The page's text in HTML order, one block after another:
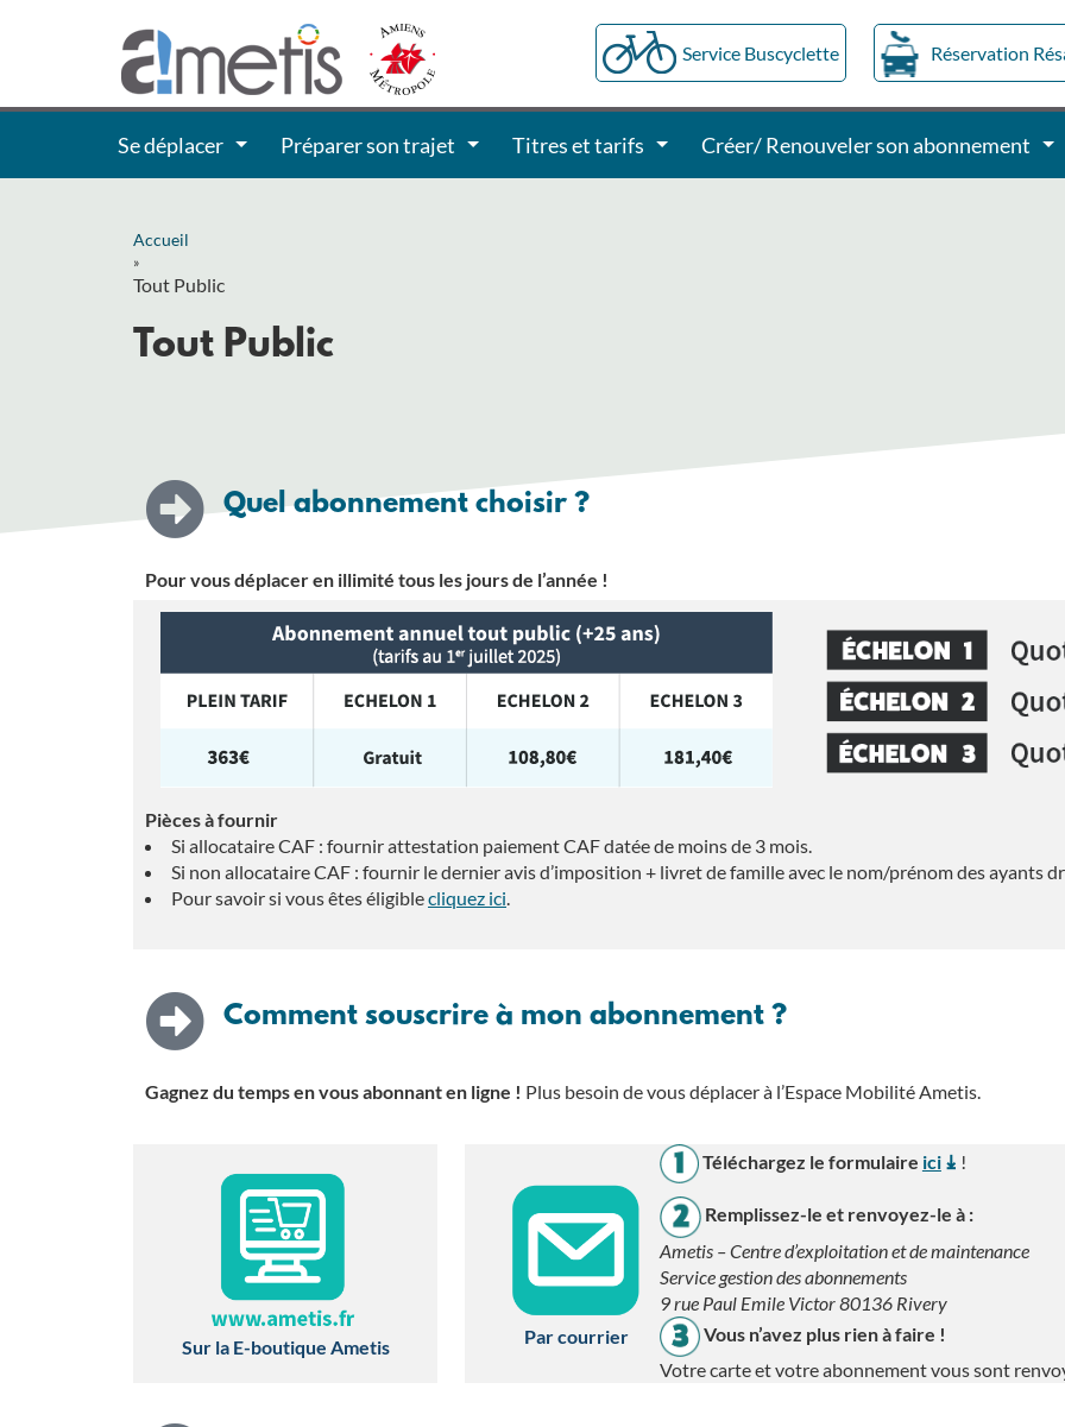
Service Buscyclette Réservation
Se déplacer Préparer son trajet Titres et tarifs Créer/ Renouveler son abonnement
Accueil
»
Tout Public
Tout Public
Quel abonnement choisir ?
Pour vous déplacer en illimité tous les jours de l’année !
Pièces à fournir
Si allocataire CAF : fournir attestation paiement CAF datée de moins de 3 mois.
Si non allocataire CAF : fournir le dernier avis d’imposition + livret de famille avec le nom/prénomdes ayants
Pour savoir si vous êtes éligiblecliquez ici.
Comment souscrire à mon abonnement ?
Gagnez du temps en vous abonnant en ligne ! Plus besoin de vous déplacer à l’Espace Mobilité Ametis.
Sur la E-boutique Ametis Par courrier
Téléchargez le formulaire ici !
Remplissez-le et renvoyez-le à :
Ametis – Centre d’exploitation et de maintenance
Service gestion des abonnements
9 rue Paul Emile Victor 80136 Rivery
Vous n’avez plus rien à faire !
Votre carte et votre abonnement vous sont